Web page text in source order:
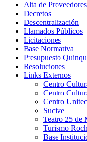
Alta de Proveedores
Decretos
Descentralización
Llamados Públicos
Licitaciones
Base Normativa
Presupuesto
Resoluciones
Links Externos
Centro
Centro
Centro Unitec
Sucive
Teatro 25 de
Turismo
Base